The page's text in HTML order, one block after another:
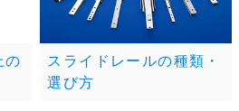
の
スライドレールの種類・
選び方